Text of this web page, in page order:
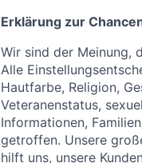
Erklärung zur
Wir sind der Meinung,
Alle
Hautfarbe, Religion,
Veteranenstatus,
Informationen,
getroffen. Unsere
hilft uns, unsere